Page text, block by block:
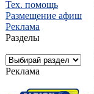
Тех. помощь
Размещение афиш
Реклама
Разделы
Реклама